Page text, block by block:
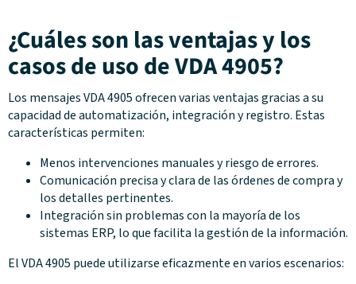
¿Cuáles son las ventajas y los
casos de uso de VDA 4905?
Los mensajes VDA 4905 ofrecen varias ventajas gracias a su
capacidad de automatización, integración y registro. Estas
características permiten:
Menos intervenciones manuales y riesgo de errores.
Comunicación precisa y clara de las órdenes de compra y
los detalles pertinentes.
Integración sin problemas con la mayoría de los
sistemas ERP, lo que facilita la gestión de la información.
El VDA 4905 puede utilizarse eficazmente en varios escenarios: